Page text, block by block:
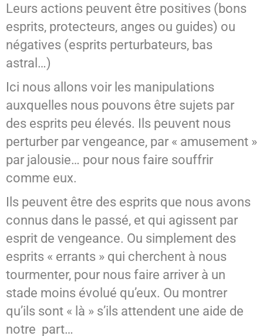
Leurs actions peuvent être positives (bons
esprits, protecteurs, anges ou guides) ou
négatives (esprits perturbateurs, bas
astral…)
Ici nous allons voir les manipulations
auxquelles nous pouvons être sujets par
des esprits peu élevés. Ils peuvent nous
perturber par vengeance, par « amusement »
par jalousie… pour nous faire souffrir
comme eux.
Ils peuvent être des esprits que nous avons
connus dans le passé, et qui agissent par
esprit de vengeance. Ou simplement des
esprits « errants » qui cherchent à nous
tourmenter, pour nous faire arriver à un
stade moins évolué qu’eux. Ou montrer
qu’ils sont « là » s’ils attendent une aide de
notre part…